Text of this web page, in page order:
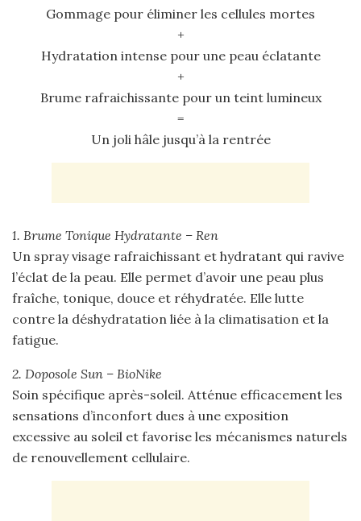
Gommage pour éliminer les cellules mortes
+
Hydratation intense pour une peau éclatante
+
Brume rafraichissante pour un teint lumineux
=
Un joli hâle jusqu’à la rentrée
1. Brume Tonique Hydratante – Ren
Un spray visage rafraichissant et hydratant qui ravive
l’éclat de la peau. Elle permet d’avoir une peau plus
fraîche, tonique, douce et réhydratée. Elle lutte
contre la déshydratation liée à la climatisation et la
fatigue.
2. Doposole Sun – BioNike
Soin spécifique après-soleil. Atténue efficacement les
sensations d’inconfort dues à une exposition
excessive au soleil et favorise les mécanismes naturels
de renouvellement cellulaire.